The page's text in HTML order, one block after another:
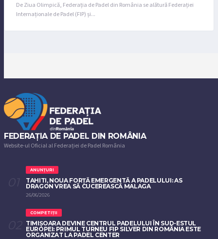
De Ziua Olimpică, Federația de Padel din România se alătură Federației
Internaționale de Padel (FIP) și...
FEDERAȚIA DE PADEL DIN ROMÂNIA
Website-ul Oficial al Federației de Padel România
ANUNȚURI
TAHITI, NOUA FORȚĂ EMERGENTĂ A PADELULUI: AS
DRAGON VREA SĂ CUCEREASCĂ MALAGA
26/06/2026
COMPETIȚII
TIMIȘOARA DEVINE CENTRUL PADELULUI ÎN SUD-ESTUL
EUROPEI: PRIMUL TURNEU FIP SILVER DIN ROMÂNIA ESTE
ORGANIZAT LA PADEL CENTER